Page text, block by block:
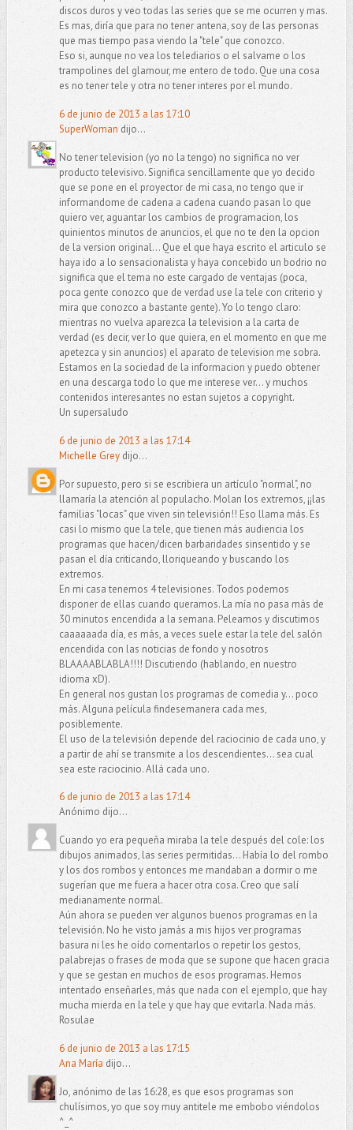
discos duros y veo todas las series que se me ocurren y mas.
Es mas, diría que para no tener antena, soy de las personas
que mas tiempo pasa viendo la "tele" que conozco.
Eso si, aunque no vea los telediarios o el salvame o los
trampolines del glamour, me entero de todo. Que una cosa
es no tener tele y otra no tener interes por el mundo.
6 de junio de 2013 a las 17:10
SuperWoman dijo...
No tener television (yo no la tengo) no significa no ver
producto televisivo. Significa sencillamente que yo decido
que se pone en el proyector de mi casa, no tengo que ir
informandome de cadena a cadena cuando pasan lo que
quiero ver, aguantar los cambios de programacion, los
quinientos minutos de anuncios, el que no te den la opcion
de la version original... Que el que haya escrito el articulo se
haya ido a lo sensacionalista y haya concebido un bodrio no
significa que el tema no este cargado de ventajas (poca,
poca gente conozco que de verdad use la tele con criterio y
mira que conozco a bastante gente). Yo lo tengo claro:
mientras no vuelva aparezca la television a la carta de
verdad (es decir, ver lo que quiera, en el momento en que me
apetezca y sin anuncios) el aparato de television me sobra.
Estamos en la sociedad de la informacion y puedo obtener
en una descarga todo lo que me interese ver... y muchos
contenidos interesantes no estan sujetos a copyright.
Un supersaludo
6 de junio de 2013 a las 17:14
Michelle Greydijo...
Por supuesto, pero si se escribiera un artículo "normal", no
llamaría la atención al populacho. Molan los extremos, ¡¡las
familias "locas" que viven sin televisión!! Eso llama más. Es
casi lo mismo que la tele, que tienen más audiencia los
programas que hacen/dicen barbaridades sinsentido y se
pasan el día criticando, lloriqueando y buscando los
extremos.
En mi casa tenemos 4 televisiones. Todos podemos
disponer de ellas cuando queramos. La mía no pasa más de
30 minutos encendida a la semana. Peleamos y discutimos
caaaaaada día, es más, a veces suele estar la tele del salón
encendida con las noticias de fondo y nosotros
BLAAAABLABLA!!!! Discutiendo (hablando, en nuestro
idioma xD).
En general nos gustan los programas de comedia y... poco
más. Alguna película findesemanera cada mes,
posiblemente.
El uso de la televisión depende del raciocinio de cada uno, y
a partir de ahí se transmite a los descendientes... sea cual
sea este raciocinio. Allá cada uno.
6 de junio de 2013 a las 17:14
Anónimo dijo...
Cuando yo era pequeña miraba la tele después del cole: los
dibujos animados, las series permitidas... Había lo del rombo
y los dos rombos y entonces me mandaban a dormir o me
sugerían que me fuera a hacer otra cosa. Creo que salí
medianamente normal.
Aún ahora se pueden ver algunos buenos programas en la
televisión. No he visto jamás a mis hijos ver programas
basura ni les he oído comentarlos o repetir los gestos,
palabrejas o frases de moda que se supone que hacen gracia
y que se gestan en muchos de esos programas. Hemos
intentado enseñarles, más que nada con el ejemplo, que hay
mucha mierda en la tele y que hay que evitarla. Nada más.
Rosulae
6 de junio de 2013 a las 17:15
Ana María dijo...
Jo, anónimo de las 16:28, es que esos programas son
chulísimos, yo que soy muy antitele me embobo viéndolos
^_^